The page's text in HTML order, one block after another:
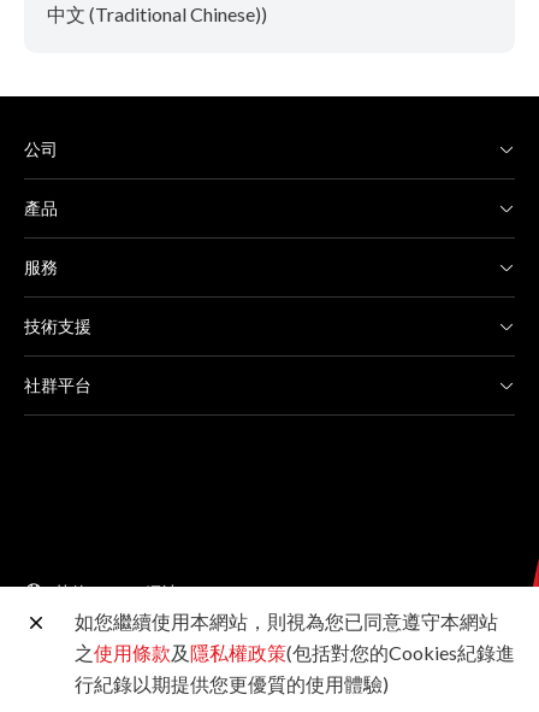
中文 (Traditional Chinese))
公司
產品
服務
技術支援
社群平台
其他 Canon 網站
台灣佳能資訊股份有限公司版權所有 未經許可不得轉載
如您繼續使用本網站，則視為您已同意遵守本網站
之使用條款及隱私權政策(包括對您的Cookies紀錄進
行紀錄以期提供您更優質的使用體驗)